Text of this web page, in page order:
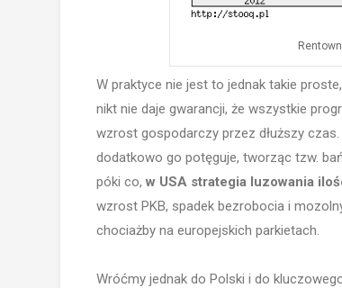
W praktyce nie jest to jednak takie
nikt nie daje gwarancji, że wszystkie
wzrost gospodarczy przez dłuższy
dodatkowo go potęguje, tworząc tzw.
póki co, w USA strategia luzowania
wzrost PKB, spadek bezrobocia i
chociażby na europejskich parkietach.
Wróćmy jednak do Polski i do